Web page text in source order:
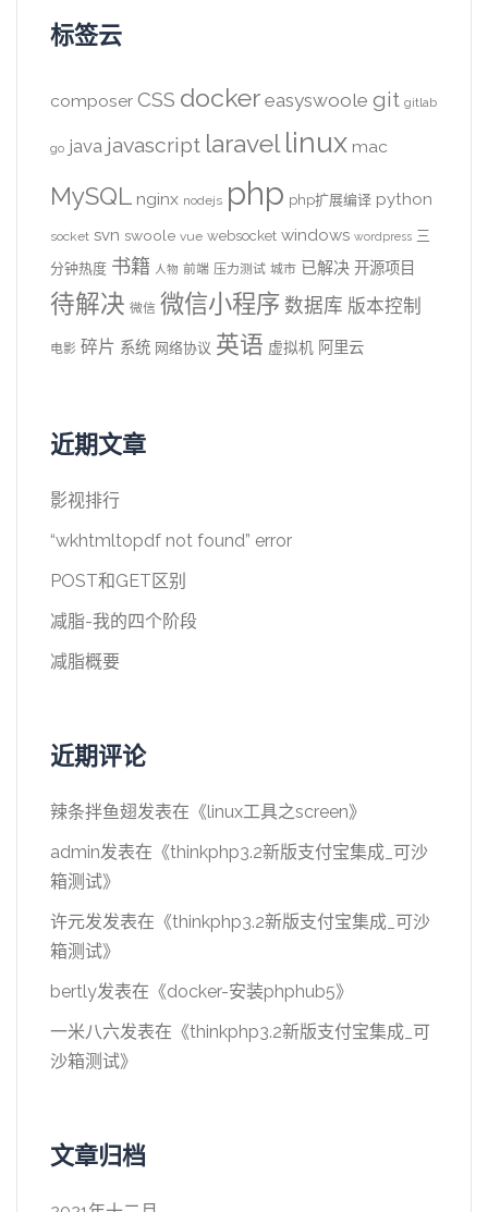
标签云
composer CSS docker easyswoole git gitlab
go java javascript laravel linux mac
MySQL nginx nodejs php php扩展编译 python
socket svn swoole vue websocket windows wordpress 三
分钟热度 书籍 人物 前端 压力测试 城市 已解决 开源项目
待解决 微信 微信小程序 数据库 版本控制
电影 碎片 系统 网络协议 英语 虚拟机 阿里云
近期文章
影视排行
“wkhtmltopdf not found” error
POST和GET区别
减脂-我的四个阶段
减脂概要
近期评论
辣条拌鱼翅发表在《linux工具之screen》
admin发表在《thinkphp3.2新版支付宝集成_可沙
箱测试》
许元发发表在《thinkphp3.2新版支付宝集成_可沙
箱测试》
bertly发表在《docker-安装phphub5》
一米八六发表在《thinkphp3.2新版支付宝集成_可
沙箱测试》
文章归档